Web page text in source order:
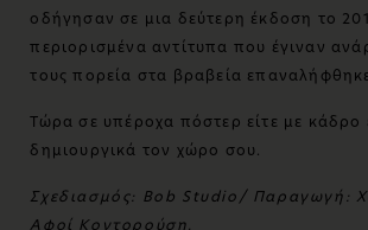
οδήγησαν σε μια δεύτερη έκδοση το
περιορισμένα αντίτυπα που έγιναν
τους πορεία στα βραβεία
Τώρα σε υπέροχα πόστερ είτε με κάδρο
δημιουργικά τον χώρο σου.
Σχεδιασμός: Bob Studio/ Παραγωγή:
Αφοί Κοντορούση.